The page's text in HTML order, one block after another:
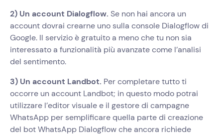
2) Un account Dialogflow. Se non hai ancora un
account dovrai crearne uno sulla console Dialogflow di
Google. Il servizio è gratuito a meno che tu non sia
interessato a funzionalità più avanzate come l’analisi
del sentimento.
3) Un account Landbot. Per completare tutto ti
occorre un account Landbot; in questo modo potrai
utilizzare l’editor visuale e il gestore di campagne
WhatsApp per semplificare quella parte di creazione
del bot WhatsApp Dialogflow che ancora richiede